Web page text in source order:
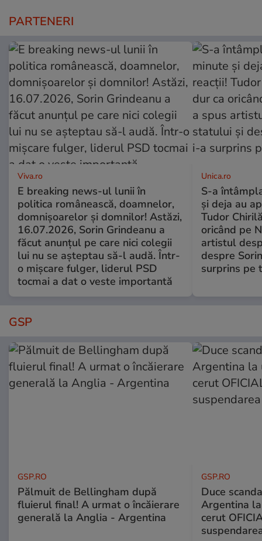
PARTENERI
Viva.ro
E breaking news-ul lunii în
politica românească, doamnelor,
domnișoarelor și domnilor! Astăzi,
16.07.2026, Sorin Grindeanu a
făcut anunțul pe care nici colegii
lui nu se așteptau să-l audă. Într-
o mișcare fulger, liderul PSD
tocmai a dat o veste importantă
Unica.ro
S-a
și deja au
Tudor
oricând pe
artistul
despre
surprins pe
GSP
GSP.RO
Pălmuit de Bellingham după
fluierul final! A urmat o încăierare
generală la Anglia - Argentina
GSP.RO
Duce
Argentina
cerut